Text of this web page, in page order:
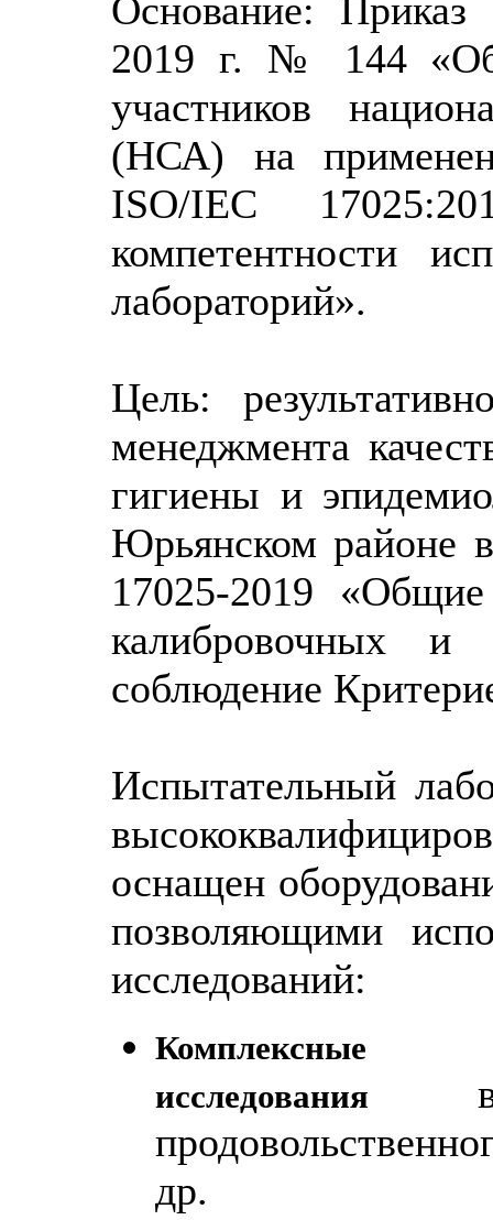
Основание: Приказ
2019 г. № 144 «Об
участников
(НСА) на
ISO/IEC
компетентности
лабораторий».
Цель:
менеджмента
гигиены и
Юрьянском районе
17025-2019 «Общие
калибровочных и
соблюдение
Испытательный
оснащен
позволяющими
исследований:
Комплексные
исследования
др.